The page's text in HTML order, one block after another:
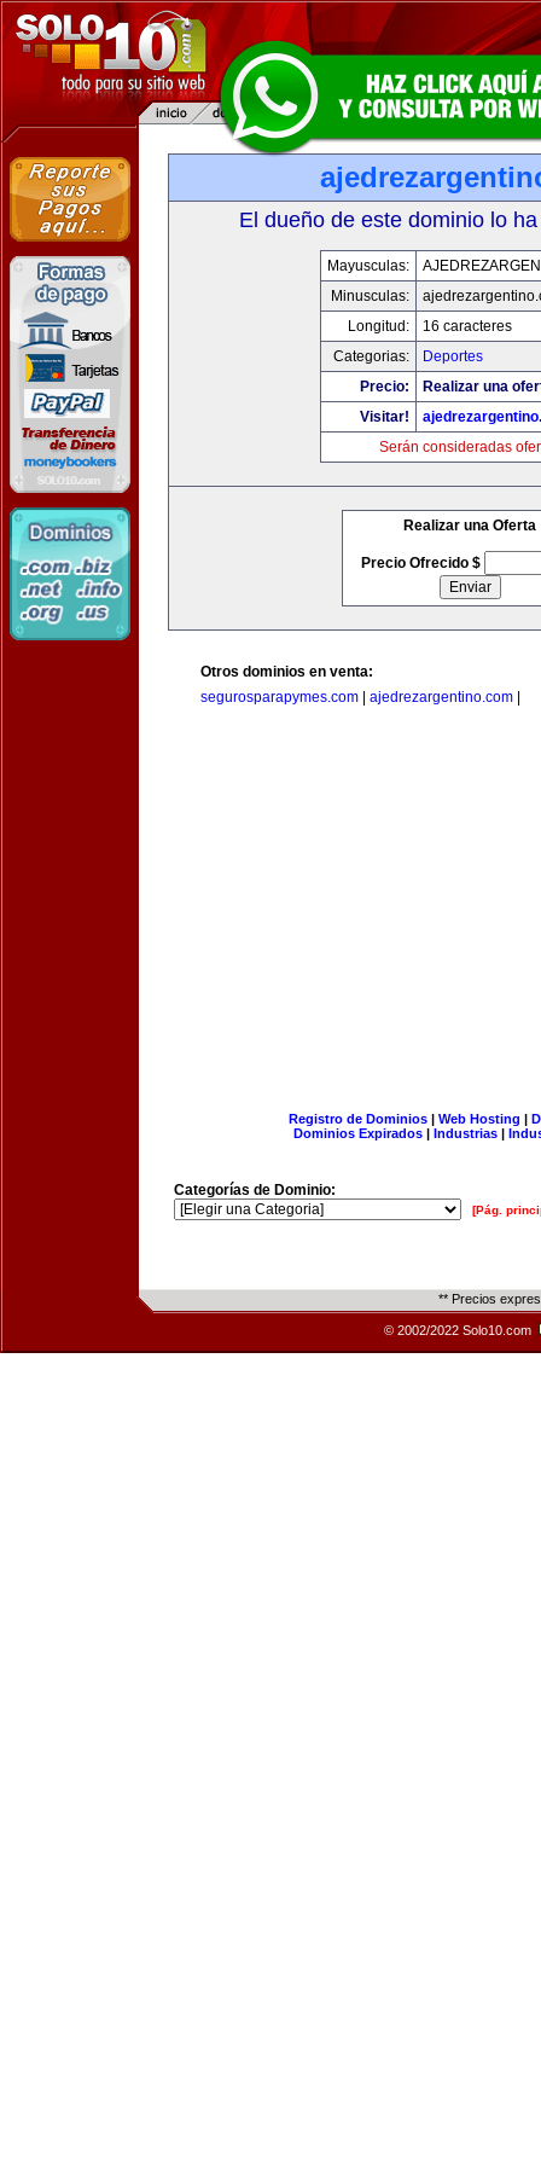
El dueño de este dominio lo
Mayusculas:
Minusculas:
Longitud:
16 caracteres
Categorias:
Deportes
Precio:
Realizar una
Visitar!
Serán consideradas
Realizar una Oferta
Precio Ofrecido $
Otros dominios en venta:
segurosparapymes.com
ajedrezargentino.com
Registro de Dominios| Web Hosting |
Dominios Expirados | Industrias |
Categorías de Dominio:
[Pág.
** Precios
© 2002/2022 Solo10.com